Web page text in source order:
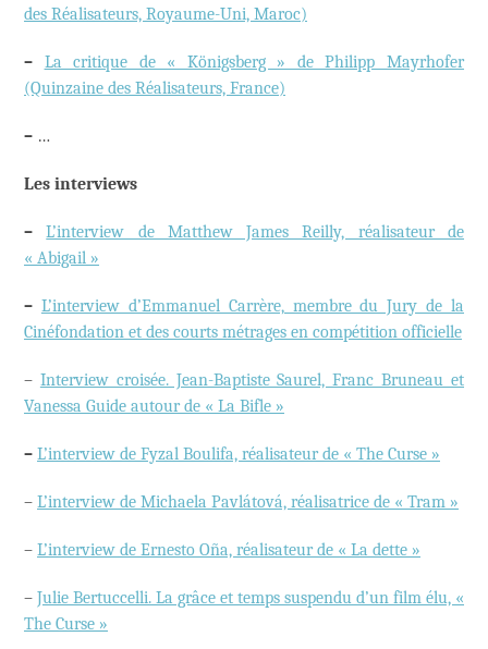
des Réalisateurs, Royaume-Uni, Maroc)
– La critique de « Königsberg » de Philipp Mayrhofer
(Quinzaine des Réalisateurs, France)
– …
Les interviews
–L’interview de Matthew James Reilly, réalisateur de
« Abigail »
– L’interview d’Emmanuel Carrère, membre du Jury de la
Cinéfondation et des courts métrages en compétition officielle
– Interview croisée. Jean-Baptiste Saurel, Franc Bruneau et
Vanessa Guide autour de « La Bifle »
– L’interview de Fyzal Boulifa, réalisateur de « The Curse »
– L’interview de Michaela Pavlátová, réalisatrice de « Tram »
– L’interview de Ernesto Oña, réalisateur de « La dette »
– Julie Bertuccelli. La grâce et temps suspendu d’un film élu, «
The Curse »